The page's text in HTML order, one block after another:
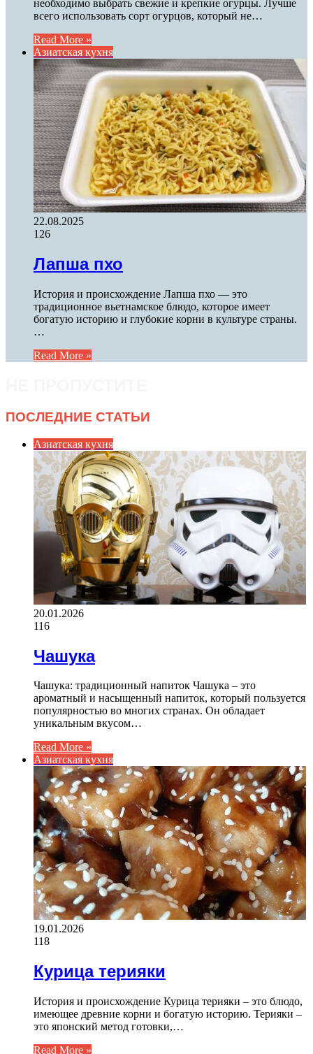
необходимо выбрать свежие и крепкие огурцы. Лучше
всего использовать сорт огурцов, который не…
Read More »
Азиатская кухня
22.08.2025
126
Лапша пхо
История и происхождение Лапша пхо — это
традиционное вьетнамское блюдо, которое имеет
богатую историю и глубокие корни в культуре страны.
…
Read More »
ПОСЛЕДНИЕ СТАТЬИ
Азиатская кухня
20.01.2026
116
Чашука
Чашука: традиционный напиток Чашука – это
ароматный и насыщенный напиток, который пользуется
популярностью во многих странах. Он обладает
уникальным вкусом…
Read More »
Азиатская кухня
19.01.2026
118
Курица терияки
История и происхождение Курица терияки – это блюдо,
имеющее древние корни и богатую историю. Терияки –
это японский метод готовки,…
Read More »